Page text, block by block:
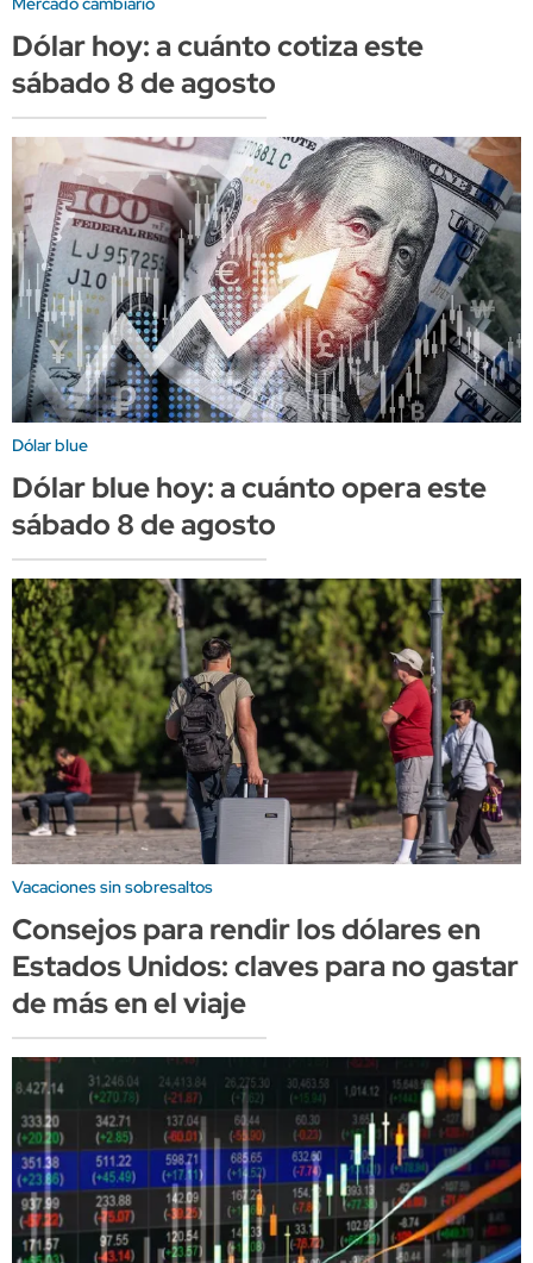
Dólar hoy: a cuánto cotiza este
sábado 8 de agosto
Dólar blue
Dólar blue hoy: a cuánto opera este
sábado 8 de agosto
Vacaciones sin sobresaltos
Consejos para rendir los dólares en
Estados Unidos: claves para no gastar
de más en el viaje